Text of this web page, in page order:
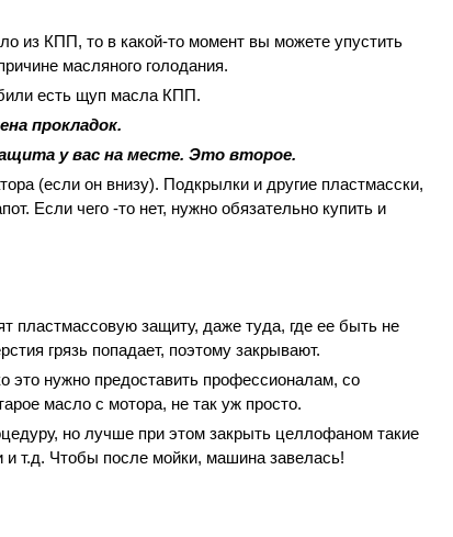
из КПП, то в какой-то момент вы можете упустить
масляного голодания.
есть щуп масла КПП.
прокладок.
у вас на месте. Это второе.
(если он внизу). Подкрылки и другие пластмасски,
Если чего -то нет, нужно обязательно купить и
пластмассовую защиту, даже туда, где ее быть не
грязь попадает, поэтому закрывают.
это нужно предоставить профессионалам, со
масло с мотора, не так уж просто.
но лучше при этом закрыть целлофаном такие
и т.д. Чтобы после мойки, машина завелась!